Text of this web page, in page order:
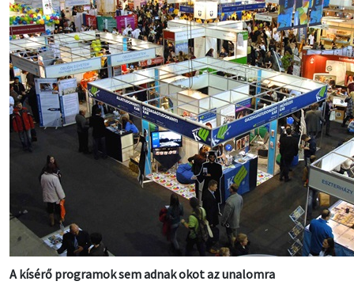
A kísérő programok sem adnak okot az unalomra